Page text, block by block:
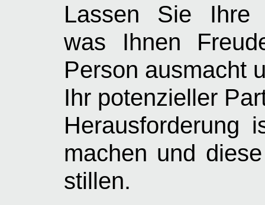
Lassen Sie Ihre
was Ihnen
Person ausmacht
Ihr potenzieller
Herausforderung
machen und
stillen.